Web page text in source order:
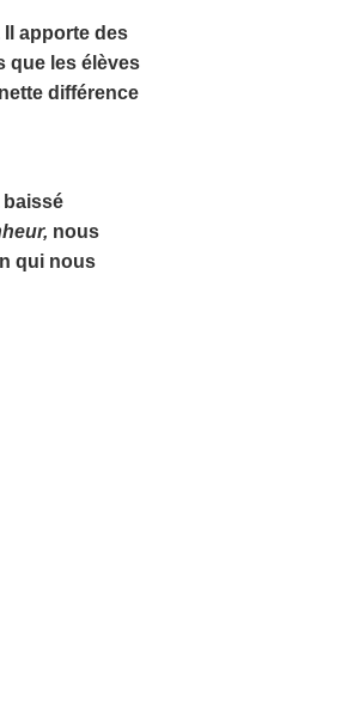
apporte des
que les élèves
différence
nous
qui nous